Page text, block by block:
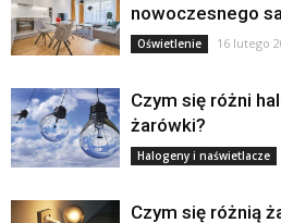
nowoczesnego
Oświetlenie 16 lutego
Czym się różni
żarówki?
Halogeny i naświetlacze
Czym się różnią